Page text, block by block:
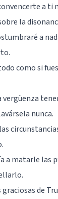
a ti
la
a
como si
vergüenza
nunca.
a matarle las
de